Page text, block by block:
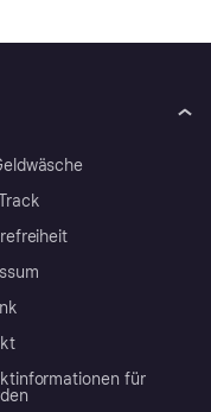
für